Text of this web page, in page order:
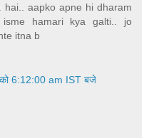
aapko apne hi dharam
hamari kya galti.. jo
itna b
को 6:12:00 am IST बजे